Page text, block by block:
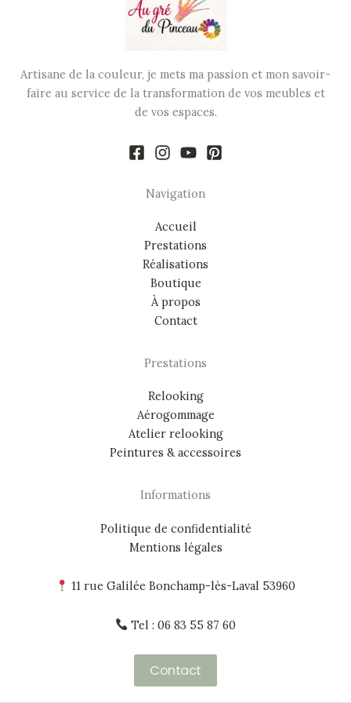
Artisane de la couleur, je mets ma passion et mon savoir-
faire au service de la transformation de vos meubles et
de vos espaces.
Navigation
Accueil
Prestations
Réalisations
Boutique
À propos
Contact
Prestations
Relooking
Aérogommage
Atelier relooking
Peintures & accessoires
Informations
Politique de confidentialité
Mentions légales
11 rue Galilée Bonchamp-lès-Laval 53960
Tel : 06 83 55 87 60
Contact